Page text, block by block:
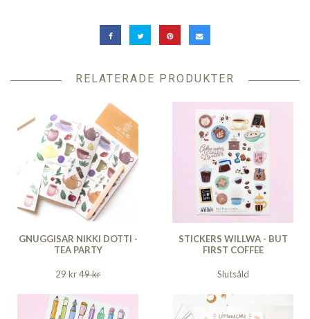
RELATERADE PRODUKTER
GNUGGISAR NIKKI DOTTI -
TEA PARTY
29 kr49 kr
STICKERS WILLWA - BUT
FIRST COFFEE
Slutsåld